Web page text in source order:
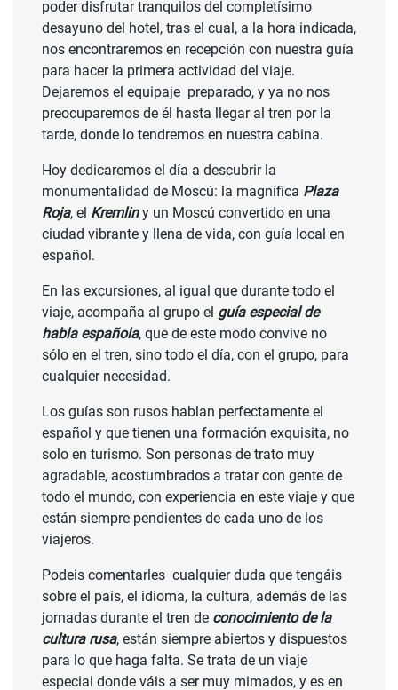
poder disfrutar tranquilos del completísimo
desayuno del hotel, tras el cual, a la hora indicada,
nos encontraremos en recepción con nuestra guía
para hacer la primera actividad del viaje.
Dejaremos el equipaje preparado, y ya no nos
preocuparemos de él hasta llegar al tren por la
tarde, donde lo tendremos en nuestra cabina.
Hoy dedicaremos el día a descubrir la
monumentalidad de Moscú: la magnífica Plaza
Roja, el Kremliny un Moscú convertido en una
ciudad vibrante y llena de vida, con guía local en
español.
En las excursiones, al igual que durante todo el
viaje, acompaña al grupo el guía especial de
habla española, que de este modo convive no
sólo en el tren, sino todo el día, con el grupo, para
cualquier necesidad.
Los guías son rusos hablan perfectamente el
español y que tienen una formación exquisita, no
solo en turismo. Son personas de trato muy
agradable, acostumbrados a tratar con gente de
todo el mundo, con experiencia en este viaje y que
están siempre pendientes de cada uno de los
viajeros.
Podeis comentarles cualquier duda que tengáis
sobre el país, el idioma, la cultura, además de las
jornadas durante el tren de conocimiento de la
cultura rusa, están siempre abiertos y dispuestos
para lo que haga falta. Se trata de un viaje
especial donde váis a ser muy mimados, y es en